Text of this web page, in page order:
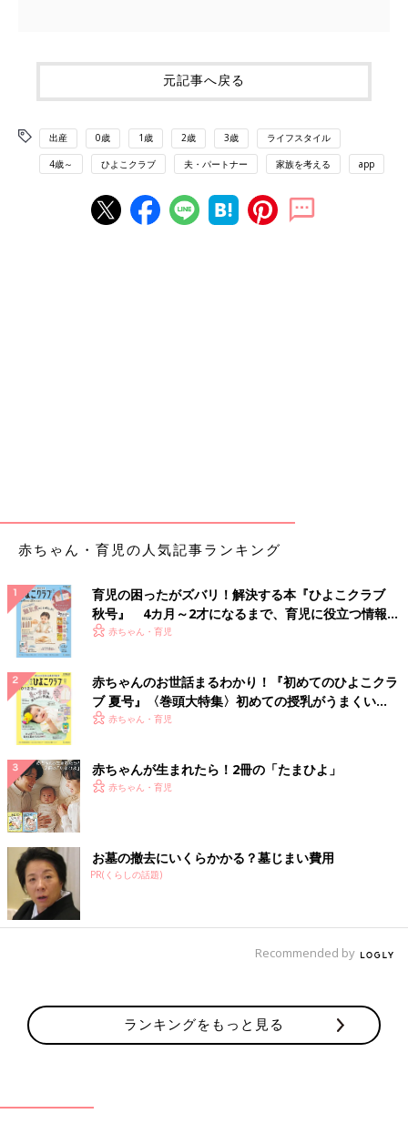
元記事へ戻る
出産 0歳 1歳 2歳 3歳 ライフスタイル
4歳～ ひよこクラブ 夫・パートナー 家族を考える app
赤ちゃん・育児の人気記事ランキング
育児の困ったがズバリ！解決する本『ひよこクラブ
秋号』 4カ月～2才になるまで、育児に役立つ情報が
いっぱい！
赤ちゃん・育児
赤ちゃんのお世話まるわかり！『初めてのひよこクラ
ブ 夏号』〈巻頭大特集〉初めての授乳がうまくい
く！ おっぱい・ミルクの基本と夏のトラブル 解決テ
赤ちゃん・育児
赤ちゃんが生まれたら！2冊の「たまひよ」
赤ちゃん・育児
お墓の撤去にいくらかかる？墓じまい費用
PR(くらしの話題)
Recommended by
ランキングをもっと見る